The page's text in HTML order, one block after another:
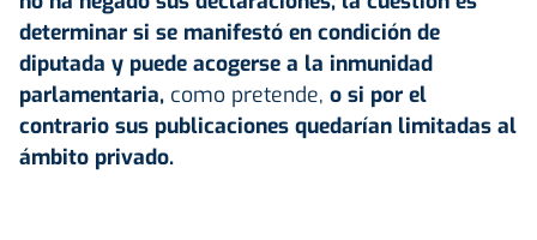
determinar si se manifestó en condición de
diputada y puede acogerse a la inmunidad
parlamentaria, como pretende, o si por el
contrario sus publicaciones quedarían limitadas al
ámbito privado.